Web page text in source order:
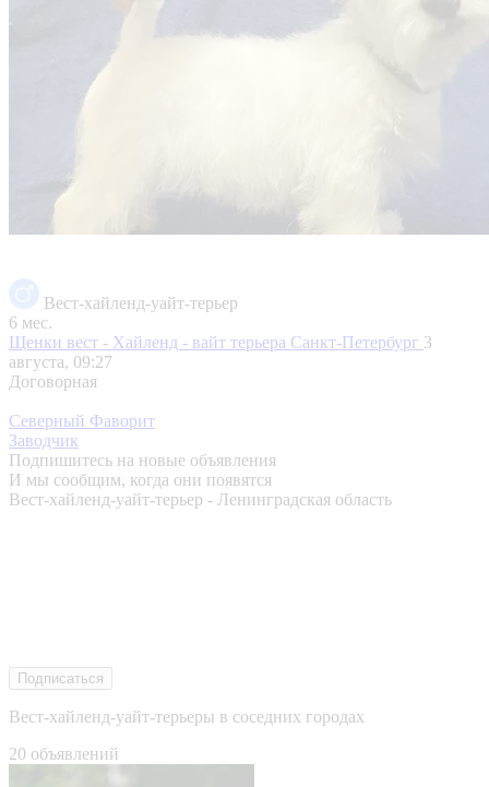
Вест-хайленд-уайт-терьер
6 мес.
Щенки вест - Хайленд - вайт терьера Санкт-Петербург 3
августа, 09:27
Договорная
Северный Фаворит
Заводчик
Подпишитесь на новые объявления
И мы сообщим, когда они появятся
Вест-хайленд-уайт-терьер - Ленинградская область
Подписаться
Вест-хайленд-уайт-терьеры в соседних городах
20 объявлений